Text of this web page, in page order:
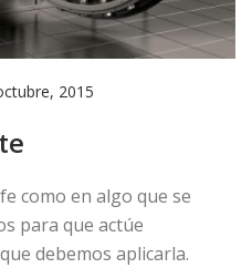
2015
como en algo que se
para que actúe
debemos aplicarla.